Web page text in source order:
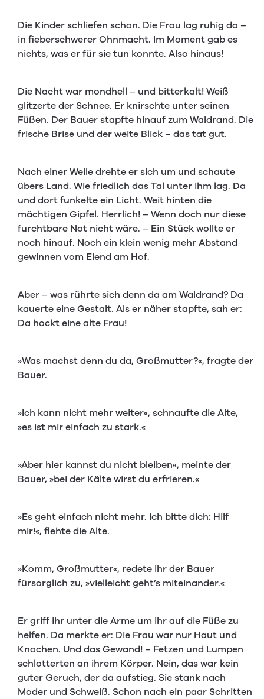
Die Kinder schliefen schon. Die Frau lag ruhig da –
in fieberschwerer Ohnmacht. Im Moment gab es
nichts, was er für sie tun konnte. Also hinaus!
Die Nacht war mondhell – und bitterkalt! Weiß
glitzerte der Schnee. Er knirschte unter seinen
Füßen. Der Bauer stapfte hinauf zum Waldrand. Die
frische Brise und der weite Blick – das tat gut.
Nach einer Weile drehte er sich um und schaute
übers Land. Wie friedlich das Tal unter ihm lag. Da
und dort funkelte ein Licht. Weit hinten die
mächtigen Gipfel. Herrlich! – Wenn doch nur diese
furchtbare Not nicht wäre. – Ein Stück wollte er
noch hinauf. Noch ein klein wenig mehr Abstand
gewinnen vom Elend am Hof.
Aber – was rührte sich denn da am Waldrand? Da
kauerte eine Gestalt. Als er näher stapfte, sah er:
Da hockt eine alte Frau!
»Was machst denn du da, Großmutter?«, fragte der
Bauer.
»Ich kann nicht mehr weiter«, schnaufte die Alte,
»es ist mir einfach zu stark.«
»Aber hier kannst du nicht bleiben«, meinte der
Bauer, »bei der Kälte wirst du erfrieren.«
»Es geht einfach nicht mehr. Ich bitte dich: Hilf
mir!«, flehte die Alte.
»Komm, Großmutter«, redete ihr der Bauer
fürsorglich zu, »vielleicht geht’s miteinander.«
Er griff ihr unter die Arme um ihr auf die Füße zu
helfen. Da merkte er: Die Frau war nur Haut und
Knochen. Und das Gewand! – Fetzen und Lumpen
schlotterten an ihrem Körper. Nein, das war kein
guter Geruch, der da aufstieg. Sie stank nach
Moder und Schweiß. Schon nach ein paar Schritten